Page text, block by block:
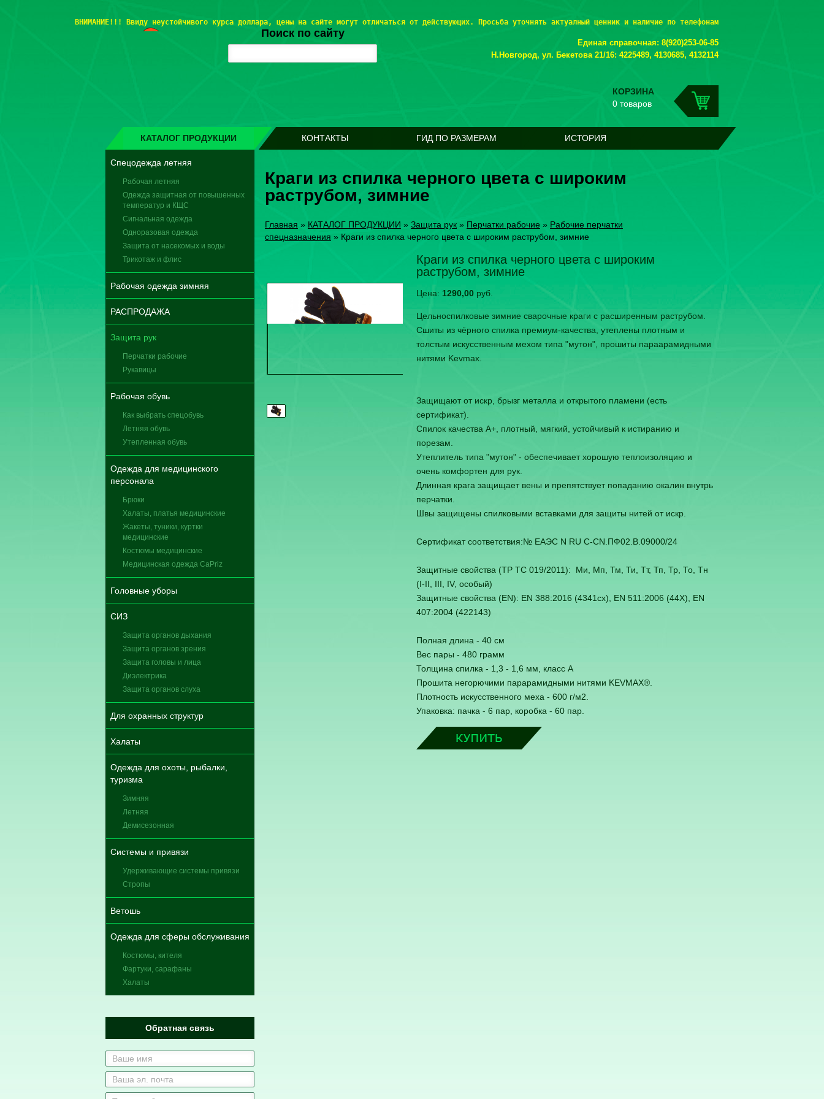
Поиск по сайту
КОРЗИНА
0 товаров
ВНИМАНИЕ!!! Ввиду неустойчивого курса доллара, цены на сайте могут отличаться от действующих. Просьба уточнять актуалный ценник и наличие по телефонам
Единая справочная: 8(920)253-06-85
Н.Новгород, ул. Бекетова 21/16: 4225489, 4130685, 4132114
КАТАЛОГ ПРОДУКЦИИ КОНТАКТЫ ГИД ПО РАЗМЕРАМ ИСТОРИЯ
Спецодежда летняя
Рабочая летняя
Одежда защитная от повышенных
температур и КЩС
Сигнальная одежда
Одноразовая одежда
Защита от насекомых и воды
Трикотаж и флис
Рабочая одежда зимняя
РАСПРОДАЖА
Защита рук
Перчатки рабочие
Рукавицы
Рабочая обувь
Как выбрать спецобувь
Летняя обувь
Утепленная обувь
Одежда для медицинского
персонала
Брюки
Халаты, платья медицинские
Жакеты, туники, куртки
медицинские
Костюмы медицинские
Медицинская одежда CaPriz
Головные уборы
СИЗ
Защита органов дыхания
Защита органов зрения
Защита головы и лица
Диэлектрика
Защита органов слуха
Для охранных структур
Халаты
Одежда для охоты, рыбалки,
туризма
Зимняя
Летняя
Демисезонная
Системы и привязи
Удерживающие системы привязи
Стропы
Ветошь
Одежда для сферы обслуживания
Костюмы, кителя
Фартуки, сарафаны
Халаты
Обратная связь
Краги из спилка черного цвета с широким
раструбом, зимние
Главная » КАТАЛОГ ПРОДУКЦИИ » Защита рук » Перчатки рабочие » Рабочие перчатки
спецназначения » Краги из спилка черного цвета с широким раструбом, зимние
Краги из спилка черного цвета с широким
раструбом, зимние
Цена: 1290,00 руб.
Цельноспилковые зимние сварочные краги с расширенным раструбом.
Сшиты из чёрного спилка премиум-качества, утеплены плотным и
толстым искусственным мехом типа "мутон", прошиты параарамидными
нитями Kevmax.
Защищают от искр, брызг металла и открытого пламени (есть
сертификат).
Спилок качества А+, плотный, мягкий, устойчивый к истиранию и
порезам.
Утеплитель типа "мутон" - обеспечивает хорошую теплоизоляцию и
очень комфортен для рук.
Длинная крага защищает вены и препятствует попаданию окалин внутрь
перчатки.
Швы защищены спилковыми вставками для защиты нитей от искр.
Сертификат соответствия:№ ЕАЭС N RU С-CN.ПФ02.В.09000/24
Защитные свойства (ТР ТС 019/2011): Ми, Мп, Тм, Ти, Тт, Тп, Тр, То, Тн
(I-II, III, IV, особый)
Защитные свойства (EN): EN 388:2016 (4341сх), EN 511:2006 (44X), EN
407:2004 (422143)
Полная длина - 40 см
Вес пары - 480 грамм
Толщина спилка - 1,3 - 1,6 мм, класс А
Прошита негорючими парарамидными нитями KEVMAX®.
Плотность искусственного меха - 600 г/м2.
Упаковка: пачка - 6 пар, коробка - 60 пар.